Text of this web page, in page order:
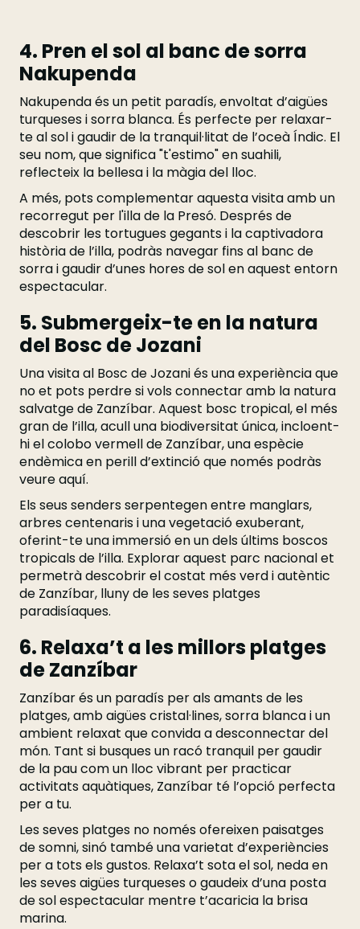
4. Pren el sol al banc de sorra
Nakupenda
Nakupenda és un petit paradís, envoltat d’aigües
turqueses i sorra blanca. És perfecte per relaxar-
te al sol i gaudir de la tranquil·litat de l’oceà Índic. El
seu nom, que significa "t'estimo" en suahili,
reflecteix la bellesa i la màgia del lloc.
A més, pots complementar aquesta visita amb un
recorregut per l'illa de la Presó. Després de
descobrir les tortugues gegants i la captivadora
història de l’illa, podràs navegar fins al banc de
sorra i gaudir d’unes hores de sol en aquest entorn
espectacular.
5. Submergeix-te en la natura
del Bosc de Jozani
Una visita al Bosc de Jozani és una experiència que
no et pots perdre si vols connectar amb la natura
salvatge de Zanzíbar. Aquest bosc tropical, el més
gran de l’illa, acull una biodiversitat única, incloent-
hi el colobo vermell de Zanzíbar, una espècie
endèmica en perill d’extinció que només podràs
veure aquí.
Els seus senders serpentegen entre manglars,
arbres centenaris i una vegetació exuberant,
oferint-te una immersió en un dels últims boscos
tropicals de l’illa. Explorar aquest parc nacional et
permetrà descobrir el costat més verd i autèntic
de Zanzíbar, lluny de les seves platges
paradisíaques.
6. Relaxa’t a les millors platges
de Zanzíbar
Zanzíbar és un paradís per als amants de les
platges, amb aigües cristal·lines, sorra blanca i un
ambient relaxat que convida a desconnectar del
món. Tant si busques un racó tranquil per gaudir
de la pau com un lloc vibrant per practicar
activitats aquàtiques, Zanzíbar té l’opció perfecta
per a tu.
Les seves platges no només ofereixen paisatges
de somni, sinó també una varietat d’experiències
per a tots els gustos. Relaxa’t sota el sol, neda en
les seves aigües turqueses o gaudeix d’una posta
de sol espectacular mentre t’acaricia la brisa
marina.